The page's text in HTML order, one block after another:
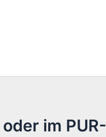
im PUR-